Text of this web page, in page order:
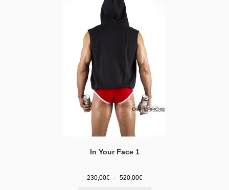
In Your Face 1
230,00€ – 520,00€